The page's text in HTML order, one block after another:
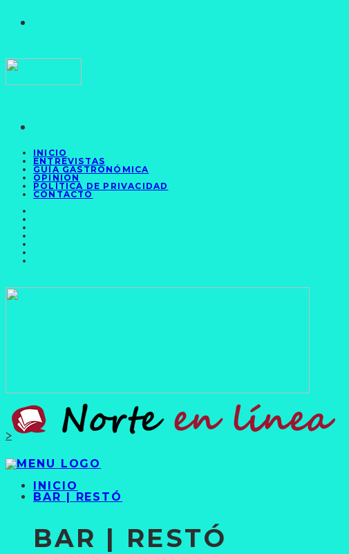
INICIO
ENTREVISTAS
GUÍA GASTRONÓMICA
OPINIÓN
POLÍTICA DE PRIVACIDAD
CONTACTO
>
INICIO
BAR | RESTÓ
BAR | RESTÓ